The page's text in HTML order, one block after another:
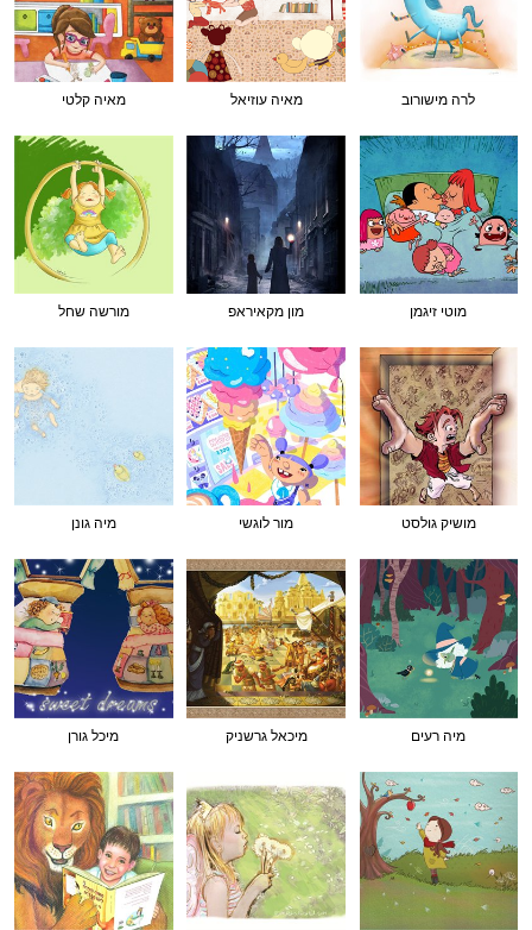
לרה מישורוב מאיה עוזיאל מאיה קלטי
מוטי זיגמן מון מקאיראפ מורשה שחל
מושיק גולסט מור לוגשי מיה גונן
מיה רעים מיכאל גרשניק מיכל גורן